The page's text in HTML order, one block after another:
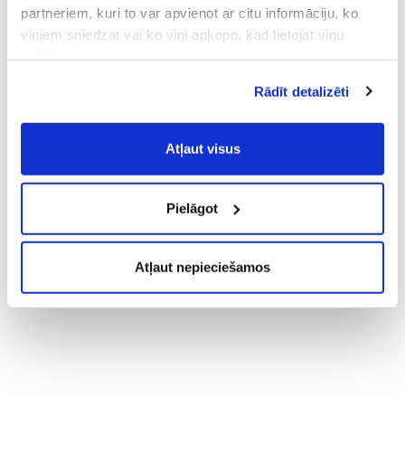
partneriem, kuri to var apvienot ar citu informāciju, ko
viņiem sniedzat vai ko viņi apkopo, kad lietojat viņu
Vispārīgiem vietnes lietošanas
noteikumiem(saīsināti - VVLN).
Rādīt detalizēti
Atļaut visus
Pielāgot
Atļaut nepieciešamos